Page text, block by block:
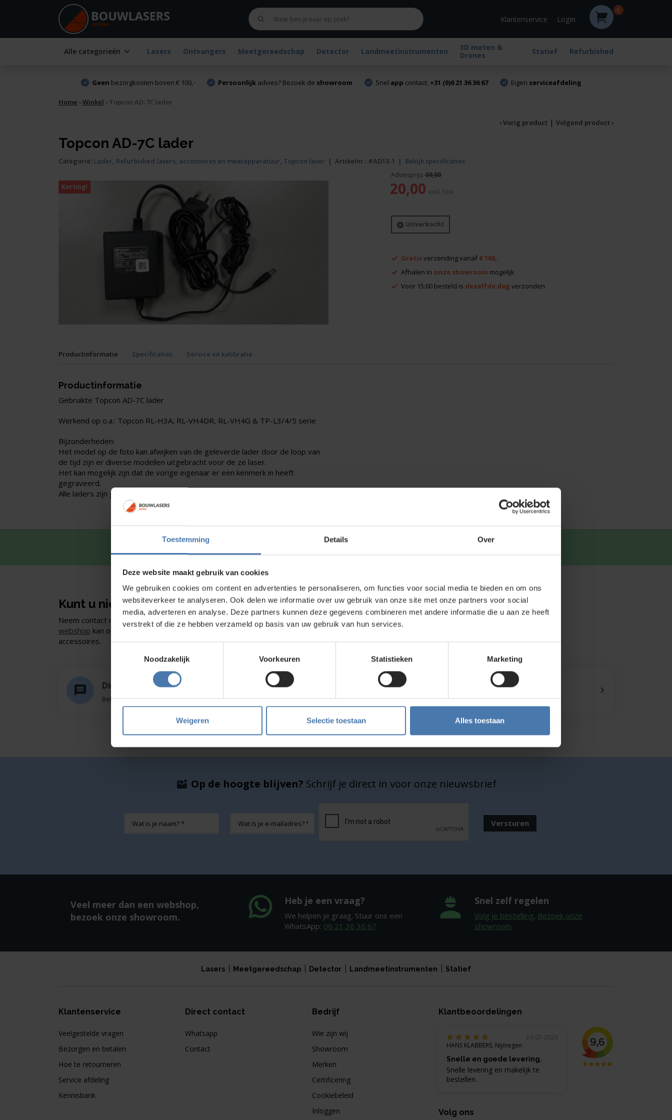
Toestemming Details Over
Deze website maakt gebruik van cookies
We gebruiken cookies om content en advertenties te personaliseren, om functies voor social media te bieden en om ons
websiteverkeer te analyseren. Ook delen we informatie over uw gebruik van onze site met onze partners voor social
media, adverteren en analyse. Deze partners kunnen deze gegevens combineren met andere informatie die u aan ze heeft
verstrekt of die ze hebben verzameld op basis van uw gebruik van hun services.
Noodzakelijk
Voorkeuren Statistieken Marketing
Weigeren Selectie toestaan Alles toestaan
Klantenservice Login
0
Alle categorieën Lasers Ontvangers Meetgereedschap Detector Landmeetinstrumenten
3D meten &
Drones
Statief Refurbished
Geen bezorgkosten boven € 100,- Persoonlijkadvies? Bezoek de showroom Snel app contact: +31 (0)6 21 36 36 67 Eigen serviceafdeling
Home ›Winkel › Topcon AD-7C lader
‹ Vorig product | Volgend product ›
Topcon AD-7C lader
Categorie: Lader, Refurbished lasers, accessoires en meetapparatuur, Topcon laser | Artikelnr.: #AD13-1 | Bekijk specificaties
Korting!
Uitverkocht
59,00
Oorspronkelijke
prijs
59,00.
20,00
prijs
Gratis verzending vanaf € 100,-
Afhalen in onze showroom mogelijk
Voor 15:00 besteld is dezelfde dag verzonden
Productinformatie Specificaties Service en kalibratie
Productinformatie
Gebruikte Topcon AD-7C lader
Werkend op o.a.: Topcon RL-H3A, RL-VH4DR, RL-VH4G & TP-L3/4/5 serie
Bijzonderheden:
Het model op de foto kan afwijken van de geleverde lader door de loop van
de tijd zijn er diverse modellen uitgebracht voor de ze laser.
Het kan mogelijk zijn dat de vorige eigenaar er een kenmerk in heeft
gegraveerd.
Alle laders zijn getest en hebben één maand garantie.
Snel en direct contact?
Kunt u niet vinden wat u zoekt?
Neem contact met ons op of of bezoek onze showroom in Nieuwegein. Zelf rondkijken in de
webshop kan ook. Ontdek ons assortiment aanbouwlasers, meetinstrumenten en
accessoires.
Direct en snel contact
Bel Whatsapp of mail
Service en kalibratie
Onze eigen service afdeling
Onze showroom
Kom je langs?
Op de hoogte blijven? Schrijf je direct in voor onze nieuwsbrief
mailadres
Versturen
Veel meer dan een webshop,
bezoek onze showroom.
Heb je een vraag?
We helpen je graag. Stuur ons een
WhatsApp: 06 21 36 36 67
Snel zelf regelen
Volg je bestelling, Bezoek onze
showroom
Lasers Meetgereedschap Detector Landmeetinstrumenten Statief
Klantenservice
Veelgestelde vragen
Bezorgen en betalen
Hoe te retourneren
Service afdeling
Kennisbank
Direct contact
Whatsapp
Contact
Bedrijf
Wie zijn wij
Showroom
Merken
Certificering
Cookiebeleid
Inloggen
Klantbeoordelingen
24-07-2026
HANS KLABBERS, Nijmegen
Snelle en goede levering.
Snelle levering en makelijk te
bestellen.
Volg ons